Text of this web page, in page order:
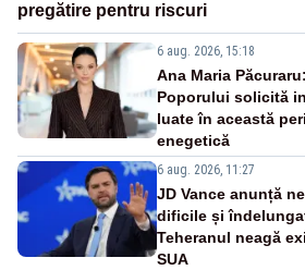
pregătire pentru riscuri
6 aug. 2026, 15:18
Ana Maria
Poporului solicită
luate în această
enegetică
6 aug. 2026, 11:27
JD Vance anunță
dificile și
Teheranul neagă
SUA